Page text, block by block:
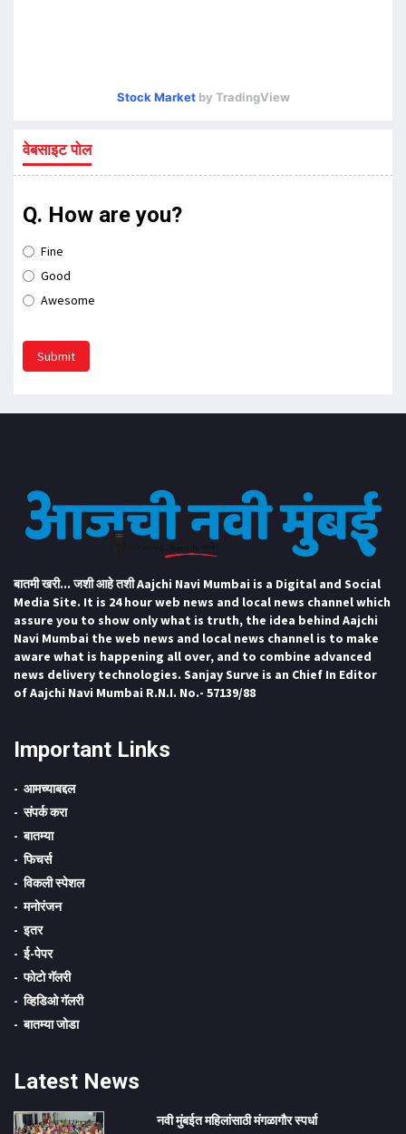
Stock Marketby TradingView
वेबसाइट पोल
Q. How are you?
Fine
Good
Awesome
Submit
बातमी खरी... जशी आहे तशी Aajchi Navi Mumbai is a Digital and Social
Media Site. It is 24 hour web news and local news channel which
assure you to show only what is truth, the idea behind Aajchi
Navi Mumbai the web news and local news channel is to make
aware what is happening all over, and to combine advanced
news delivery technologies. Sanjay Surve is an Chief In Editor
of Aajchi Navi Mumbai R.N.I. No.- 57139/88
Important Links
आमच्याबद्दल
संपर्क करा
बातम्या
फिचर्स
विकली स्पेशल
मनोरंजन
इतर
ई-पेपर
फोटो गॅलरी
व्हिडिओ गॅलरी
बातम्या जोडा
Latest News
नवी मुंबईत महिलांसाठी मंगळागौर स्पर्धा